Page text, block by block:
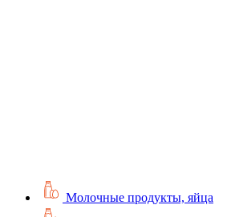
Молочные продукты, яйца